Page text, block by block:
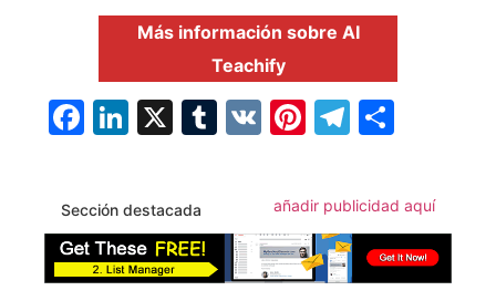
Más información sobre AI
Teachify
Facebook
LinkedIn
X Tumblr
VK Pinterest
Sección destacada añadir publicidad aquí